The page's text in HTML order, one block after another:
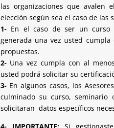
las organizaciones que avalen
elección según sea el caso de las
1-En el caso de ser un curso
generada una vez usted
propuestas.
2-Una vez cumpla con al
usted podrá solicitar su
3-En algunos casos, los
culminado su curso,
solicitaran datos específicos